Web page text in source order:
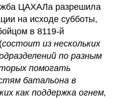
ЦАХАЛа разрешила
на исходе субботы,
в 8119-й
состоит из нескольких
по разным
помогать
батальона в
как поддержка огнем,